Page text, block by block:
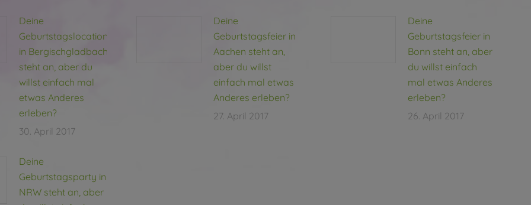
Deine
Geburtstagslocation
in Bergischgladbach
steht an, aber du
willst einfach mal
etwas Anderes
erleben?
30. April 2017
Deine
Geburtstagsfeier in
Aachen steht an,
aber du willst
einfach mal etwas
Anderes erleben?
27. April 2017
Deine
Geburtstagsfeier in
Bonn steht an, aber
du willst einfach
mal etwas Anderes
erleben?
26. April 2017
Deine
Geburtstagsparty in
NRW steht an, aber